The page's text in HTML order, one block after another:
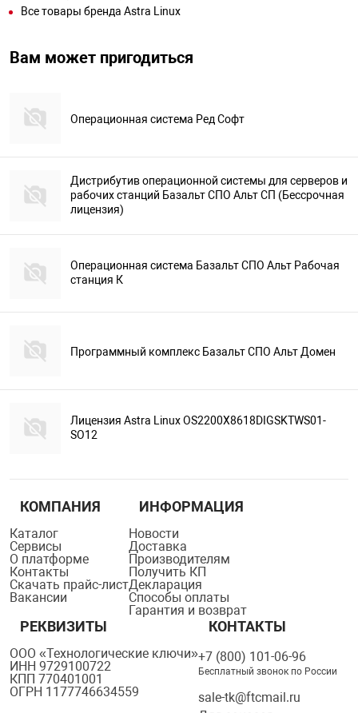
Все товары бренда Astra Linux
Вам может пригодиться
Операционная система Ред Софт
Дистрибутив операционной системы для серверов и
рабочих станций Базальт СПО Альт СП (Бессрочная
лицензия)
Операционная система Базальт СПО Альт Рабочая
станция К
Программный комплекс Базальт СПО Альт Домен
Лицензия Astra Linux OS2200X8618DIGSKTWS01-
SO12
КОМПАНИЯ
Каталог
Сервисы
О платформе
Контакты
Скачать прайс-лист
Вакансии
ИНФОРМАЦИЯ
Новости
Доставка
Производителям
Получить КП
Декларация
Способы оплаты
Гарантия и возврат
РЕКВИЗИТЫ
ООО «Технологические ключи»
ИНН 9729100722
КПП 770401001
ОГРН 1177746634559
КОНТАКТЫ
+7 (800) 101-06-96
Бесплатный звонок по России
sale-tk@ftcmail.ru